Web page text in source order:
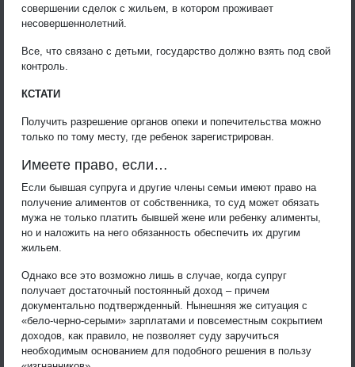
совершении сделок с жильем, в котором проживает
несовершеннолетний.
Все, что связано с детьми, государство должно взять под свой
контроль.
КСТАТИ
Получить разрешение органов опеки и попечительства можно
только по тому месту, где ребенок зарегистрирован.
Имеете право, если…
Если бывшая супруга и другие члены семьи имеют право на
получение алиментов от собственника, то суд может обязать
мужа не только платить бывшей жене или ребенку алименты,
но и наложить на него обязанность обеспечить их другим
жильем.
Однако все это возможно лишь в случае, когда супруг
получает достаточный постоянный доход – причем
документально подтвержденный. Нынешняя же ситуация с
«бело-черно-серыми» зарплатами и повсеместным сокрытием
доходов, как правило, не позволяет суду заручиться
необходимым основанием для подобного решения в пользу